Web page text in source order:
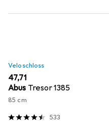
Veloschloss
EUR
47,71
Abus Tresor 1385
85 cm
533